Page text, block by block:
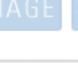
영상 제작